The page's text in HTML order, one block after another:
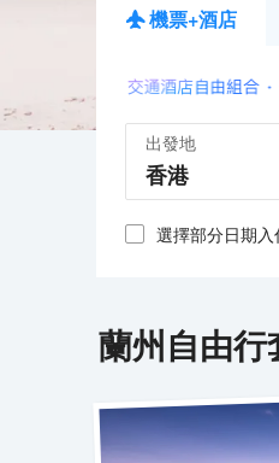
機票+酒店
出發地
選擇部分日期入
蘭州自由